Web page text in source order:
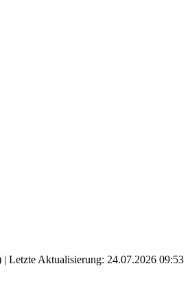
Letzte Aktualisierung: 24.07.2026 09:53